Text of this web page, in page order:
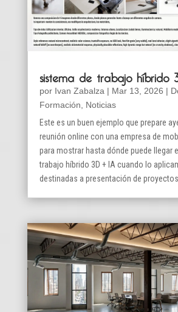
sistema de trabajo híbrido
por Ivan Zabalza | Mar 13, 2026 |
Formación
Noticias
Este es un buen ejemplo que prepare
reunión online con una empresa de
para mostrar hasta dónde puede llegar
trabajo híbrido 3D + IA cuando lo
destinadas a presentación de proyectos